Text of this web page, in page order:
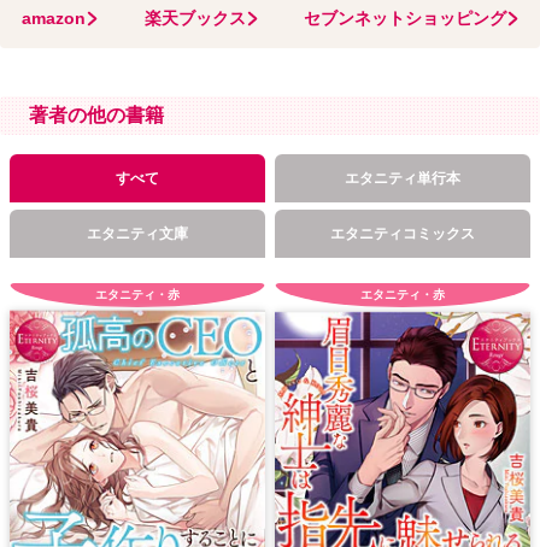
amazon 楽天ブックス セブンネットショッピング
著者の他の書籍
すべて エタニティ単行本
エタニティ文庫 エタニティコミックス
エタニティ・赤 エタニティ・赤